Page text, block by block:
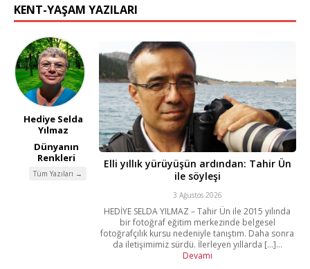
KENT-YAŞAM YAZILARI
Hediye Selda
Yılmaz
Dünyanın
Renkleri
Tüm Yazıları →
Elli yıllık yürüyüşün ardından: Tahir Ün
ile söyleşi
3 Ağustos 2026
HEDİYE SELDA YILMAZ – Tahir Ün ile 2015 yılında
bir fotoğraf eğitim merkezinde belgesel
fotoğrafçılık kursu nedeniyle tanıştım. Daha sonra
da iletişimimiz sürdü. İlerleyen yıllarda [...]...
Devamı